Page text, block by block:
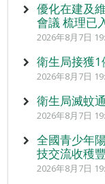
優化在建及
會議 梳理已
2026年8月7日
衛生局接獲
2026年8月7日
衛生局滅蚊
2026年8月7日
全國青少年
技交流收穫豐
2026年8月7日